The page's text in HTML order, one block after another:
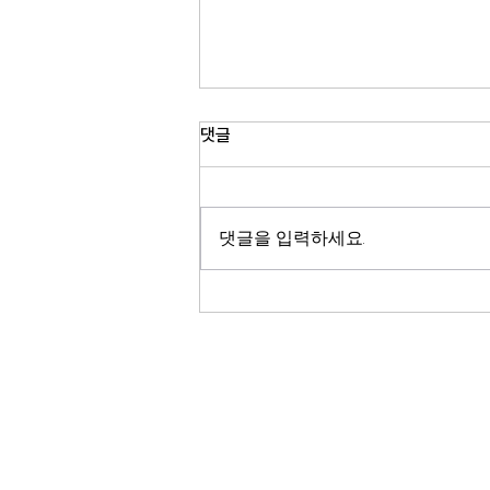
댓글
댓글을 입력하세요.